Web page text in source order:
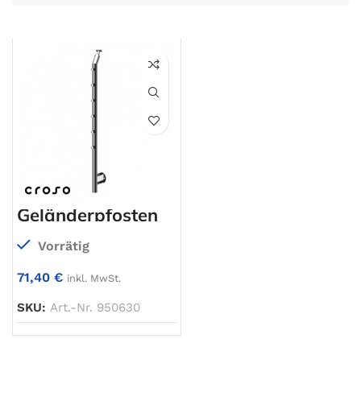
Geländerpfosten
Vorrätig
71,40 € inkl. MwSt.
SKU: Art.-Nr. 950630